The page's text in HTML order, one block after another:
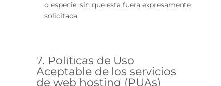
o especie, sin que esta fuera expresamente
solicitada.
7. Políticas de Uso
Aceptable de los servicios
de web hosting (PUAs)